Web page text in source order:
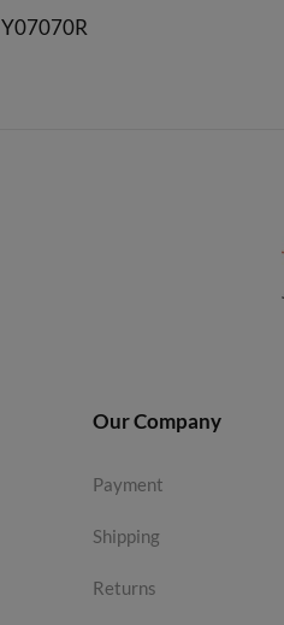
Y07070R
Our Company
Payment
Shipping
Returns